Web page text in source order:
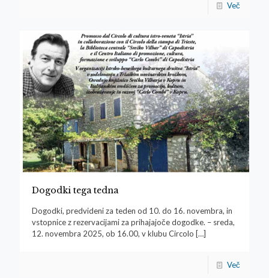
Več
Dogodki tega tedna
Dogodki, predvideni za teden od 10. do 16. novembra, in
vstopnice z rezervacijami za prihajajoče dogodke. – sreda,
12. novembra 2025, ob 16.00, v klubu Circolo […]
Več